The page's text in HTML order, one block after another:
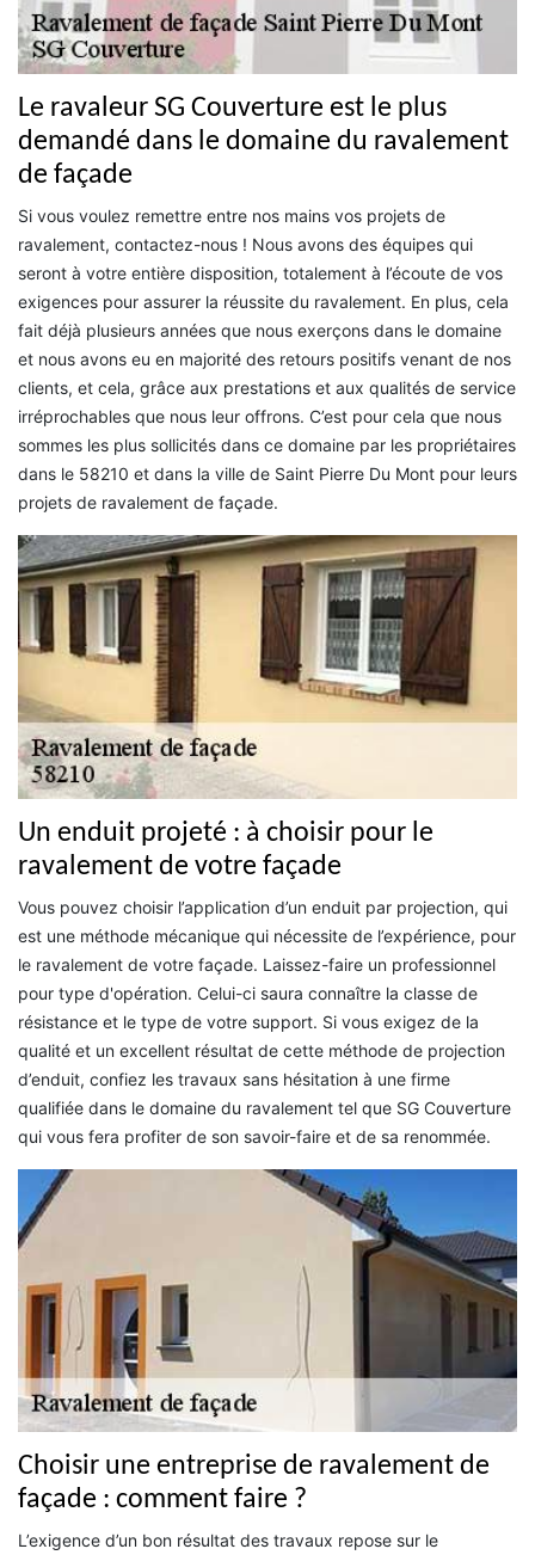
Le ravaleur SG Couverture est le plus
demandé dans le domaine du ravalement
de façade
Si vous voulez remettre entre nos mains vos projets de
ravalement, contactez-nous ! Nous avons des équipes qui
seront à votre entière disposition, totalement à l’écoute de vos
exigences pour assurer la réussite du ravalement. En plus, cela
fait déjà plusieurs années que nous exerçons dans le domaine
et nous avons eu en majorité des retours positifs venant de nos
clients, et cela, grâce aux prestations et aux qualités de service
irréprochables que nous leur offrons. C’est pour cela que nous
sommes les plus sollicités dans ce domaine par les propriétaires
dans le 58210 et dans la ville de Saint Pierre Du Mont pour leurs
projets de ravalement de façade.
Un enduit projeté : à choisir pour le
ravalement de votre façade
Vous pouvez choisir l’application d’un enduit par projection, qui
est une méthode mécanique qui nécessite de l’expérience, pour
le ravalement de votre façade. Laissez-faire un professionnel
pour type d'opération. Celui-ci saura connaître la classe de
résistance et le type de votre support. Si vous exigez de la
qualité et un excellent résultat de cette méthode de projection
d’enduit, confiez les travaux sans hésitation à une firme
qualifiée dans le domaine du ravalement tel que SG Couverture
qui vous fera profiter de son savoir-faire et de sa renommée.
Choisir une entreprise de ravalement de
façade : comment faire ?
L’exigence d’un bon résultat des travaux repose sur le